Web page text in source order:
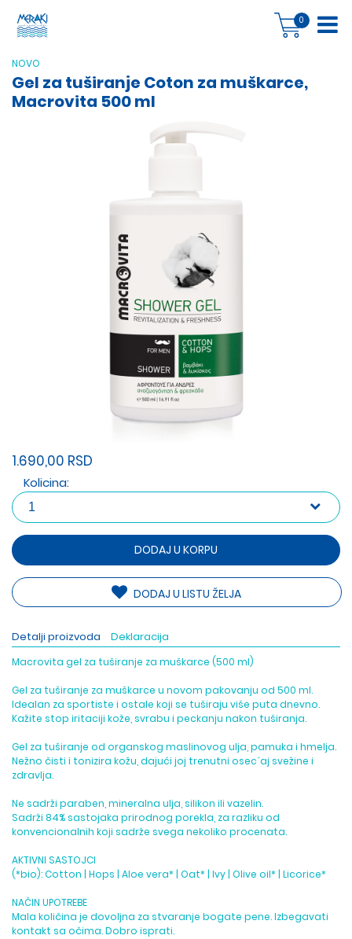
0
NOVO
Gel za tuširanje Coton za muškarce,
Macrovita 500 ml
1.690,00 RSD
Kolicina:
DODAJ U KORPU
DODAJ U LISTU ŽELJA
Detalji proizvoda Deklaracija
Macrovita gel za tuširanje za muškarce (500 ml)
Gel za tuširanje za muškarce u novom pakovanju od 500 ml.
Idealan za sportiste i ostale koji se tuširaju više puta dnevno.
Kažite stop iritaciji kože, svrabu i peckanju nakon tuširanja.
Gel za tuširanje od organskog maslinovog ulja, pamuka i hmelja.
Nežno čisti i tonizira kožu, dajući joj trenutni osec´aj svežine i
zdravlja.
Ne sadrži paraben, mineralna ulja, silikon ili vazelin.
Sadrži 84% sastojaka prirodnog porekla, za razliku od
konvencionalnih koji sadrže svega nekoliko procenata.
AKTIVNI SASTOJCI
(*bio): Cotton | Hops | Aloe vera* | Oat* | Ivy | Olive oil* | Licorice*
NAČIN UPOTREBE
Mala količina je dovoljna za stvaranje bogate pene. Izbegavati
kontakt sa očima. Dobro isprati.